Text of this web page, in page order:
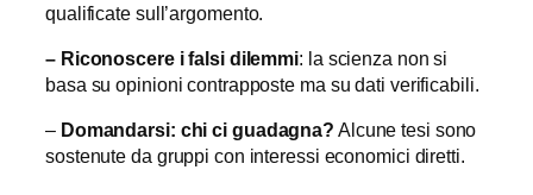
qualificate sull’argomento.
– Riconoscere i falsi dilemmi: la scienza non si
basa su opinioni contrapposte ma su dati verificabili.
– Domandarsi: chi ci guadagna? Alcune tesi sono
sostenute da gruppi con interessi economici diretti.